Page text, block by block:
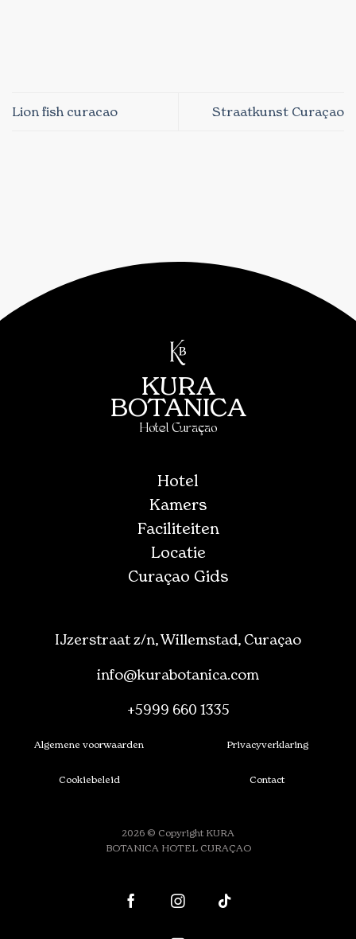
Lion fish curacao Straatkunst Curaçao
KURA
BOTANICA
Hotel Curaçao
Hotel
Kamers
Faciliteiten
Locatie
Curaçao Gids
IJzerstraat z/n, Willemstad, Curaçao
info@kurabotanica.com
+5999 660 1335
Algemene voorwaarden Privacyverklaring
Cookiebeleid Contact
2026 © Copyright KURA
BOTANICA HOTEL CURAÇAO